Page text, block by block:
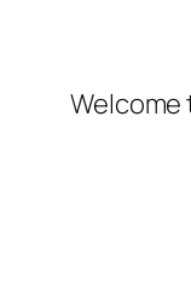
Welcome